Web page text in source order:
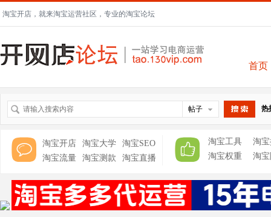
淘宝开店，就来淘宝运营社区，专业的淘宝论坛
首页
帖子 热
淘宝开店 淘宝大学
淘宝SEO
淘宝流量
淘宝测款 淘宝直播
淘宝工具
淘
淘宝权重
淘